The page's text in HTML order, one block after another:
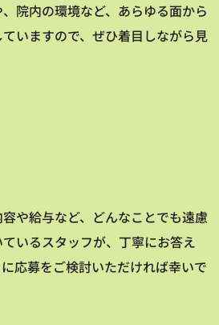
院内の環境など、あらゆる面から
いますので、ぜひ着目しながら見
や給与など、どんなことでも遠慮
いるスタッフが、丁寧にお答え
応募をご検討いただければ幸いで